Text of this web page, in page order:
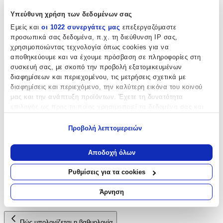
Υπεύθυνη χρήση των δεδομένων σας
Εμείς και οι 1022 συνεργάτες μας επεξεργαζόμαστε
προσωπικά σας δεδομένα, π.χ. τη διεύθυνση IP σας,
χρησιμοποιώντας τεχνολογία όπως cookies για να
αποθηκεύουμε και να έχουμε πρόσβαση σε πληροφορίες στη
συσκευή σας, με σκοπό την προβολή εξατομικευμένων
διαφημίσεων και περιεχομένου, τις μετρήσεις σχετικά με
διαφημίσεις και περιεχόμενο, την καλύτερη εικόνα του κοινού
μας και την ανάπτυξη προϊόντων. Έχετε τη δυνατότητα
Να συλλέξουμε πληροφορίες σχετικά με τη γεωγραφική
σας τοποθεσία, οι οποίες μπορεί να είναι ακριβείς σε
απόσταση μερικών μέτρων
Να αναγνωρίσουμε τη συσκευή σας σαρώνοντας ενεργά
για συγκεκριμένα χαρακτηριστικά (δακτυλικό αποτύπωμα)
Μάθετε περισσότερα σχετικά με τον τρόπο επεξεργασίας των
προσωπικών σας δεδομένων και καθορίστε τις προτιμήσεις σας
στηνενότητα “Λεπτομέρειες”. Μπορείτε να αλλάξετε ή να
Προβολή λεπτομερειών
Αποδοχή όλων
Ρυθμίσεις για τα cookies
Άρνηση
Κατασκευαστής:
Marbet
Χαρακτηριστικά
+
Χαρακτηριστικά
Αξιολογήσεις
Προς το παρόν δεν υπάρχουν άλλες αξιολογήσεις. Όταν
προστεθούν, θα εμφανιστούν εδώ.